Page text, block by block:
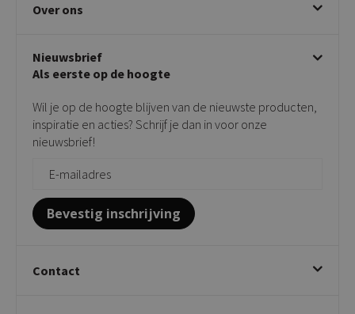
Klachtafhandeling
Privacy policy
Draaibare eetkamerstoelen
Taupe stoelen
Tuinstoelen
Bijzettafels
Over ons
Showroom
Contact
Onderhoudsproducten
Vloerbescherming
Giftcards
Nieuwsbrief
Als eerste op de hoogte
Wil je op de hoogte blijven van de nieuwste producten,
inspiratie en acties? Schrijf je dan in voor onze
nieuwsbrief!
Bevestig inschrijving
Contact